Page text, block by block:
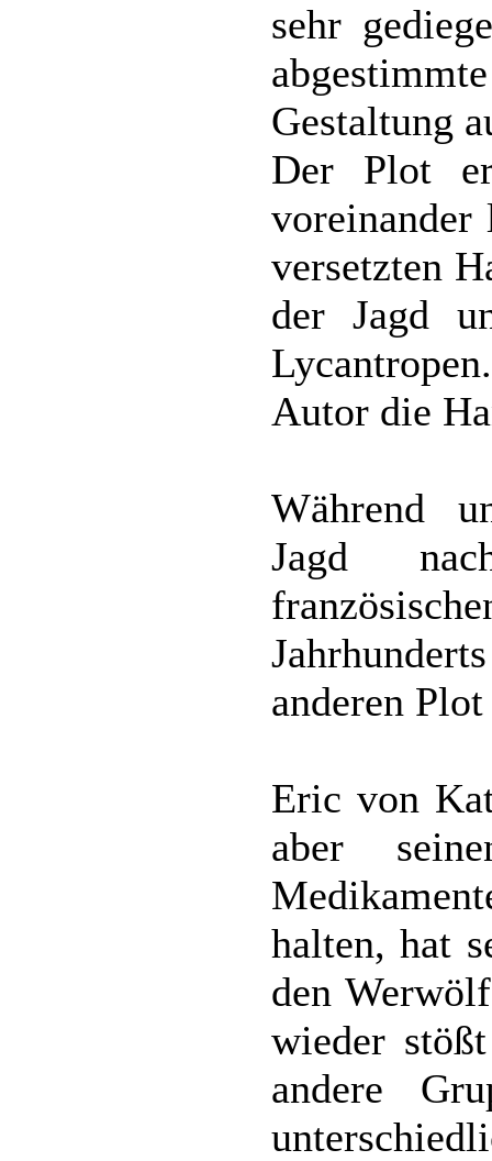
sehr
Gestaltung
Der Plot
voreinander
versetzten
der Jagd
Autor die
Während
Jagd
anderen
Eric von
aber
halten, hat
den
wieder
andere